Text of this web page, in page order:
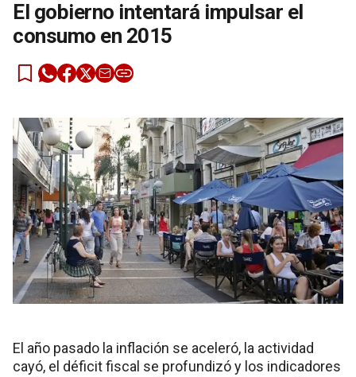
El gobierno intentará impulsar el
consumo en 2015
El año pasado la inflación se aceleró, la actividad
cayó, el déficit fiscal se profundizó y los indicadores